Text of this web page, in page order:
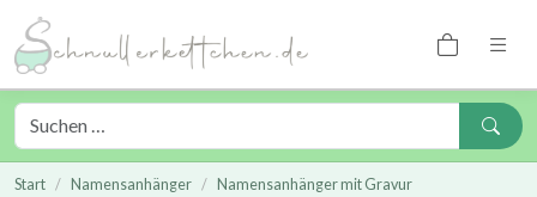
Start Namensanhänger
Namensanhänger mit Gravur